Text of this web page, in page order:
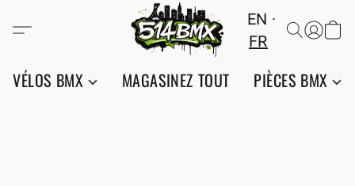
EN
FR
VÉLOS BMX MAGASINEZ TOUT PIÈCES BMX